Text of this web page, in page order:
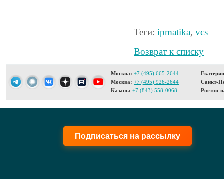
Теги: ipmatika, vcs
Возврат к списку
Москва: +7 (495) 665-2644
Москва: +7 (495) 926-2644
Казань: +7 (843) 558-0068
Санкт-
Ростов-
Подписаться на рассылку